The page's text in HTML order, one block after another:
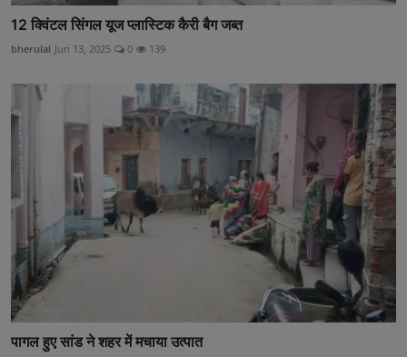
12 क्विंटल सिंगल यूज प्लास्टिक कैरी बैग जब्त
bherulal Jun 13, 2025 0 139
पागल हुए सांड ने शहर में मचाया उत्पात